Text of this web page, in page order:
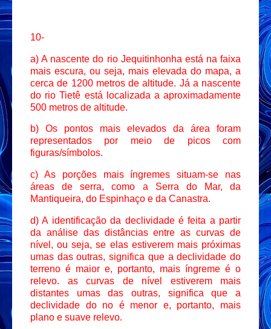
10-
a) A nascente do rio Jequitinhonha está na faixa
mais escura, ou seja, mais elevada do mapa, a
cerca de 1200 metros de altitude. Já a nascente
do rio Tietê está localizada a aproximadamente
500 metros de altitude.
b) Os pontos mais elevados da área foram
representados por meio de picos com
figuras/símbolos.
c) As porções mais íngremes situam-se nas
áreas de serra, como a Serra do Mar, da
Mantiqueira, do Espinhaço e da Canastra.
d) A identificação da declividade é feita a partir
da análise das distâncias entre as curvas de
nível, ou seja, se elas estiverem mais próximas
umas das outras, significa que a declividade do
terreno é maior e, portanto, mais íngreme é o
relevo. as curvas de nível estiverem mais
distantes umas das outras, significa que a
declividade do no é menor e, portanto, mais
plano e suave relevo.